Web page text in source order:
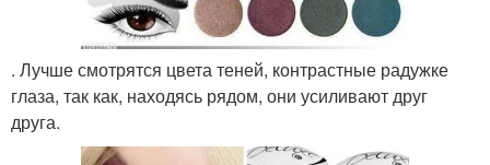
. Лучше смотрятся цвета теней, контрастные радужке
глаза, так как, находясь рядом, они усиливают друг
друга.